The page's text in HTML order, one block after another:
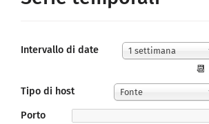
Intervallo di date 1 settimana
📆
Tipo di host
Fonte
Porto